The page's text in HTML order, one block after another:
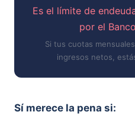
Es el límite de
por el
Si tus cuotas
ingresos netos,
Sí merece la pena si: